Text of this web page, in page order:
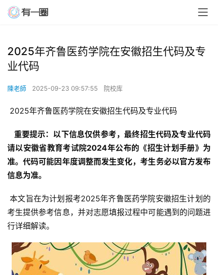
2025年齐鲁医药学院在安徽招生代码及专
业代码
陳老師 2025-09-23 09:57:55 院校库
2025年齐鲁医药学院在安徽招生代码及专业代码
  重要提示：以下信息仅供参考，最终招生代码及专业代码
请以安徽省教育考试院2024年公布的《招生计划手册》为
准。代码可能因年度调整而发生变化，考生务必以官方发布
信息为准。
本文旨在为计划报考2025年齐鲁医药学院安徽招生计划的
考生提供参考信息，并对志愿填报过程中可能遇到的问题进
行详细解读。